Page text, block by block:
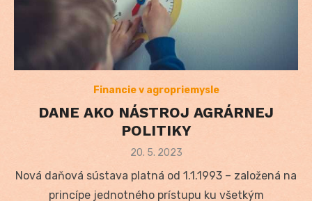
Financie v agropriemysle
DANE AKO NÁSTROJ AGRÁRNEJ
POLITIKY
Posted
20. 5. 2023
Nová daňová sústava platná od 1.1.1993 – založená na
princípe jednotného prístupu ku všetkým